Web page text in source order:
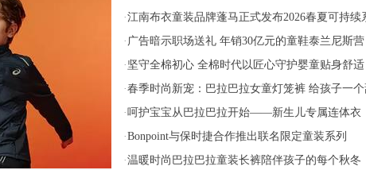
家原创设计引领市场
·江南布衣童装品牌蓬马正式发布2026春夏可持续
· 广告暗示职场送礼 年销30亿元的童鞋泰兰尼斯营
销“翻车”
· 坚守全棉初心 全棉时代以匠心守护婴童贴身舒适
·春季时尚新宠：巴拉巴拉女童灯笼裤 给孩子一个
的春天
·呵护宝宝从巴拉巴拉开始——新生儿专属连体衣
·Bonpoint与保时捷合作推出联名限定童装系列
·温暖时尚巴拉巴拉童装长裤陪伴孩子的每个秋冬